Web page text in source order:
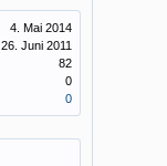
4. Mai 2014
26. Juni 2011
82
0
0